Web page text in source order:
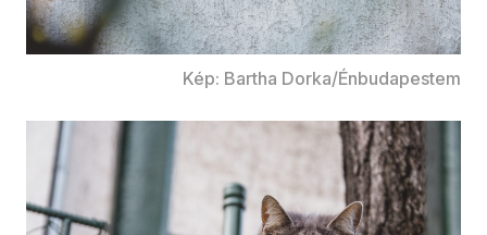
Kép: Bartha Dorka/Énbudapestem